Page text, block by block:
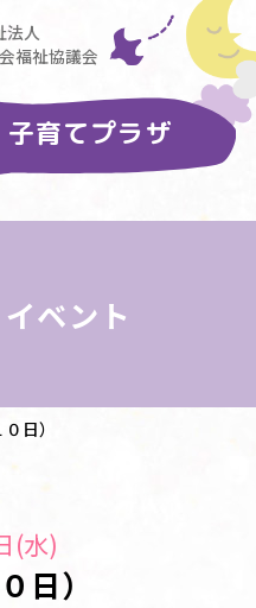
法人
福祉協議会
育てプラザ
ベント
日）
(水)
日）